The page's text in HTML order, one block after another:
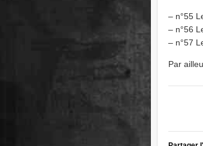
– n°55
– n°56
– n°57
Par